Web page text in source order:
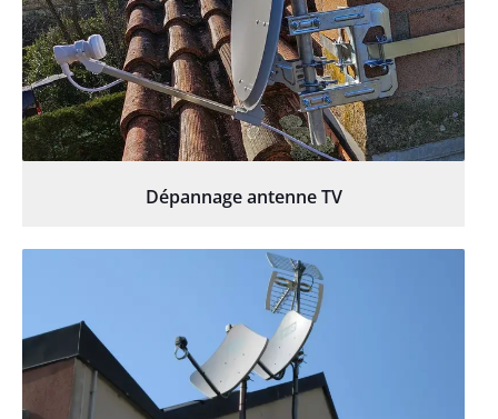
Dépannage antenne TV